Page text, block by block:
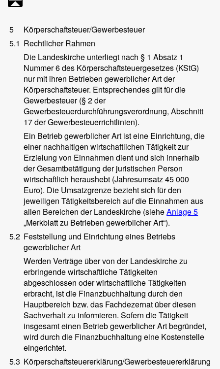
5
Körperschaftsteuer/Gewerbesteuer
5.1 Rechtlicher Rahmen
Die Landeskirche unterliegt nach § 1 Absatz 1
Nummer 6 des Körperschaftsteuergesetzes (KStG)
nur mit ihren Betrieben gewerblicher Art der
Körperschaftsteuer. Entsprechendes gilt für die
Gewerbesteuer (§ 2 der
Gewerbesteuerdurchführungsverordnung, Abschnitt
17 der Gewerbesteuerrichtlinien).
Ein Betrieb gewerblicher Art ist eine Einrichtung, die
einer nachhaltigen wirtschaftlichen Tätigkeit zur
Erzielung von Einnahmen dient und sich innerhalb
der Gesamtbetätigung der juristischen Person
wirtschaftlich heraushebt (Jahresumsatz 45 000
Euro). Die Umsatzgrenze bezieht sich für den
jeweiligen Tätigkeitsbereich auf die Einnahmen aus
allen Bereichen der Landeskirche (sieheAnlage 5
„Merkblatt zu Betrieben gewerblicher Art“).
5.2 Feststellung und Einrichtung eines Betriebs
gewerblicher Art
Werden Verträge über von der Landeskirche zu
erbringende wirtschaftliche Tätigkeiten
abgeschlossen oder wirtschaftliche Tätigkeiten
erbracht, ist die Finanzbuchhaltung durch den
Hauptbereich bzw. das Fachdezernat über diesen
Sachverhalt zu informieren. Sofern die Tätigkeit
insgesamt einen Betrieb gewerblicher Art begründet,
wird durch die Finanzbuchhaltung eine Kostenstelle
eingerichtet.
5.3 Körperschaftsteuererklärung/Gewerbesteuererklärung